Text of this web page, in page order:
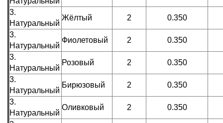
3.
Натуральный
Жёлтый 2
0.350
3.
Натуральный
Фиолетовый 2
0.350
3.
Натуральный
Розовый 2
0.350
3.
Натуральный
Бирюзовый 2
0.350
3.
Натуральный
Оливковый 2
0.350